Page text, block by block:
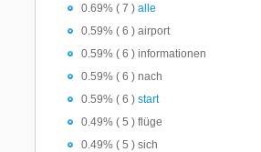
0.69% ( 7 ) alle
0.59% ( 6 ) airport
0.59% ( 6 ) informationen
0.59% ( 6 ) nach
0.59% ( 6 ) start
0.49% ( 5 ) flüge
0.49% ( 5 ) sich